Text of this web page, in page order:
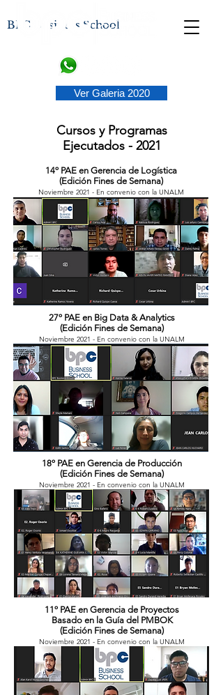
BPC Business School
Ver Galeria 2020
Cursos y Programas
Ejecutados - 2021
14º PAE en Gerencia de Logística
(Edición Fines de Semana)
Noviembre 2021 - En convenio con la UNALM
27º PAE en Big Data & Analytics
(Edición Fines de Semana)
Noviembre 2021 - En convenio con la UNALM
18º PAE en Gerencia de Producción
(Edición Fines de Semana)
Noviembre 2021 - En convenio con la UNALM
11º PAE en Gerencia de Proyectos
Basado en la Guía del PMBOK
(Edición Fines de Semana)
Noviembre 2021 - En convenio con la UNALM